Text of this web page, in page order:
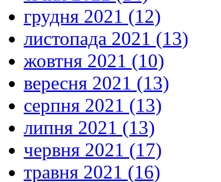
грудня 2021 (12)
листопада 2021 (13)
жовтня 2021 (10)
вересня 2021 (13)
серпня 2021 (13)
липня 2021 (13)
червня 2021 (17)
травня 2021 (16)